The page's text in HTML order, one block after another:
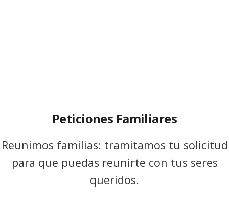
Peticiones Familiares
Reunimos familias: tramitamos tu solicitud
para que puedas reunirte con tus seres
queridos.